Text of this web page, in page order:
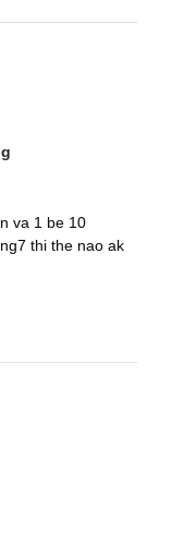
va 1 be 10
thi the nao ak